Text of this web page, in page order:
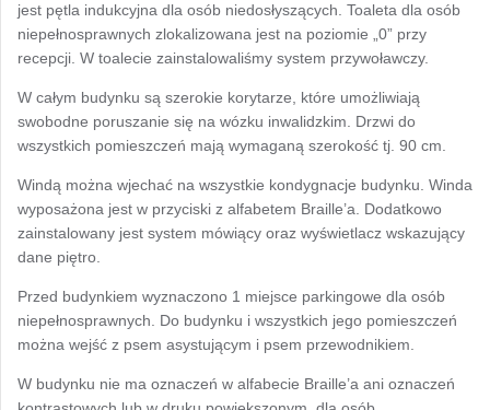
jest pętla indukcyjna dla osób niedosłyszących. Toaleta dla osób
niepełnosprawnych zlokalizowana jest na poziomie „0” przy
recepcji. W toalecie zainstalowaliśmy system przywoławczy.
W całym budynku są szerokie korytarze, które umożliwiają
swobodne poruszanie się na wózku inwalidzkim. Drzwi do
wszystkich pomieszczeń mają wymaganą szerokość tj. 90 cm.
Windą można wjechać na wszystkie kondygnacje budynku. Winda
wyposażona jest w przyciski z alfabetem Braille’a. Dodatkowo
zainstalowany jest system mówiący oraz wyświetlacz wskazujący
dane piętro.
Przed budynkiem wyznaczono 1 miejsce parkingowe dla osób
niepełnosprawnych. Do budynku i wszystkich jego pomieszczeń
można wejść z psem asystującym i psem przewodnikiem.
W budynku nie ma oznaczeń w alfabecie Braille’a ani oznaczeń